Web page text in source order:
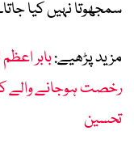
سمجھوتا نہیں کیا
مزید پڑھیے:بابر
رخصت ہوجانے والے
تحسین